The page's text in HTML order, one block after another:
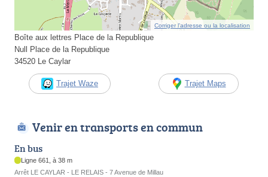
Corriger l’adresse ou la localisation
Boîte aux lettres Place de la Republique
Null Place de la Republique
34520 Le Caylar
Trajet Waze Trajet Maps
Venir en transports en commun
En bus
Ligne 661, à 38 m
Arrêt LE CAYLAR - LE RELAIS - 7 Avenue de Millau